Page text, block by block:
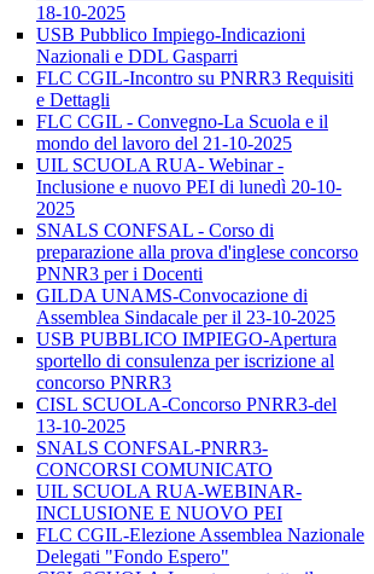
18-10-2025
USB Pubblico Impiego-Indicazioni
Nazionali e DDL Gasparri
FLC CGIL-Incontro su PNRR3 Requisiti
e Dettagli
FLC CGIL - Convegno-La Scuola e il
mondo del lavoro del 21-10-2025
UIL SCUOLA RUA- Webinar -
Inclusione e nuovo PEI di lunedì 20-10-
2025
SNALS CONFSAL - Corso di
preparazione alla prova d'inglese concorso
PNNR3 per i Docenti
GILDA UNAMS-Convocazione di
Assemblea Sindacale per il 23-10-2025
USB PUBBLICO IMPIEGO-Apertura
sportello di consulenza per iscrizione al
concorso PNRR3
CISL SCUOLA-Concorso PNRR3-del
13-10-2025
SNALS CONFSAL-PNRR3-
CONCORSI COMUNICATO
UIL SCUOLA RUA-WEBINAR-
INCLUSIONE E NUOVO PEI
FLC CGIL-Elezione Assemblea Nazionale
Delegati "Fondo Espero"